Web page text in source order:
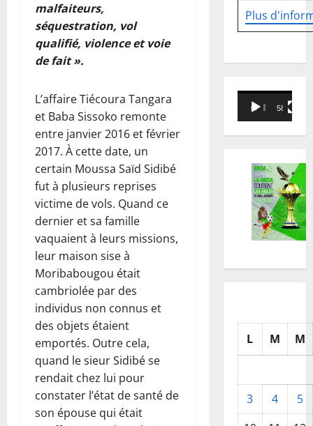
malfaiteurs,
séquestration, vol
qualifié, violence et voie
de fait ».
L’affaire Tiécoura Tangara
et Baba Sissoko remonte
entre janvier 2016 et février
2017. À cette date, un
certain Moussa Saïd Sidibé
fut à plusieurs reprises
victime de vols. Quand ce
dernier et sa famille
vaquaient à leurs missions,
leur maison sise à
Moribabougou était
cambriolée par des
individus non connus et
des objets étaient
emportés. Outre cela,
quand le sieur Sidibé se
rendait chez lui pour
constater l’état de santé de
son épouse qui était
Plus
Lecteur
vidéo
00:00 58:18
L M M
3 4
5